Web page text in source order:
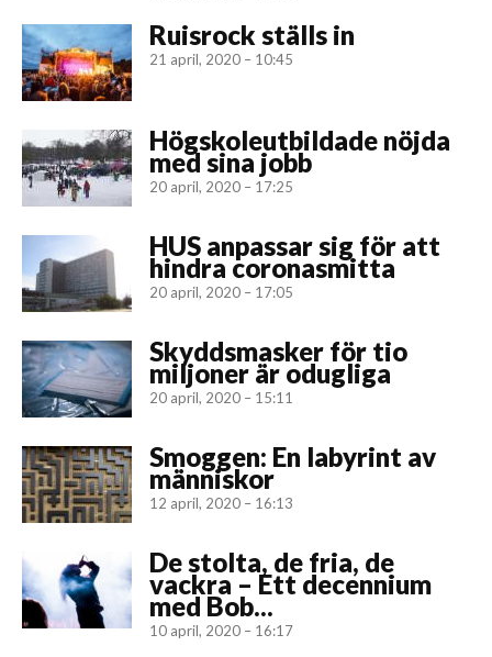
Ruisrock ställs in
21 april, 2020 – 10:45
Högskoleutbildade nöjda
med sina jobb
20 april, 2020 – 17:25
HUS anpassar sig för att
hindra coronasmitta
20 april, 2020 – 17:05
Skyddsmasker för tio
miljoner är odugliga
20 april, 2020 – 15:11
Smoggen: En labyrint av
människor
12 april, 2020 – 16:13
De stolta, de fria, de
vackra – Ett decennium
med Bob...
10 april, 2020 – 16:17